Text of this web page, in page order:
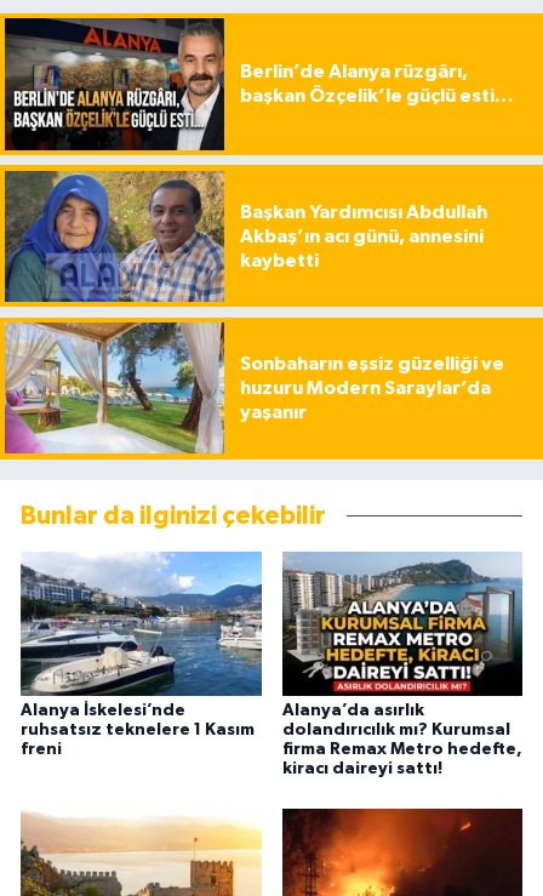
Berlin’de Alanya rüzgârı,
başkan Özçelik’le güçlü esti…
Başkan Yardımcısı Abdullah
Akbaş’ın acı günü, annesini
kaybetti
Sonbaharın eşsiz güzelliği ve
huzuru Modern Saraylar’da
yaşanır
Bunlar da ilginizi çekebilir
Alanya İskelesi’nde
ruhsatsız teknelere 1 Kasım
freni
Alanya’da asırlık
dolandırıcılık mı? Kurumsal
firma Remax Metro hedefte,
kiracı daireyi sattı!